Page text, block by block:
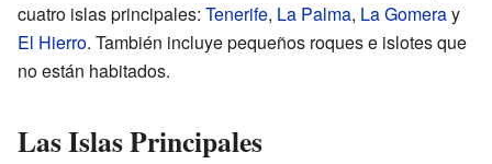
cuatro islas principales: Tenerife, La Palma, La Gomeray
El Hierro. También incluye pequeños roques e islotes que
no están habitados.
Las Islas Principales